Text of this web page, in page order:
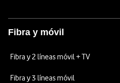
Fibra y móvil
Fibra y 2 líneas móvil + TV
Fibra y 3 líneas móvil